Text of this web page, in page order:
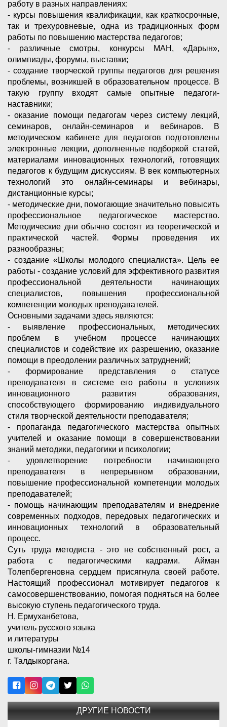
работу в разных направлениях:
- курсы повышения квалификации, как краткосрочные,
так и трехуровневые, одна из традиционных форм
работы по повышению мастерства педагогов;
- различные смотры, конкурсы МАН, «Дарын»,
олимпиады, форумы, выставки;
- создание творческой группы педагогов для решения
проблемы, возникшей в образовательном процессе. В
такую группу входят самые опытные педагоги-
наставники;
- оказание помощи педагогам через систему лекций,
семинаров, онлайн-семинаров и вебинаров. В
методическом кабинете для педагогов подготовлены
электронные лекции, дополненные подборкой статей,
материалами инновационных технологий, готовящих
педагогов к будущим дискуссиям. В век компьютерных
технологий это онлайн-семинары и вебинары,
дистанционные курсы;
- методические дни, помогающие значительно повысить
профессиональное педагогическое мастерство.
Методические дни обычно состоят из теоретической и
практической частей. Формы проведения их
разнообразны;
- создание «Школы молодого специалиста». Цель ее
работы - создание условий для эффективного развития
профессиональной деятельности начинающих
специалистов, повышения профессиональной
компетенции молодых преподавателей.
Основными задачами здесь являются:
- выявление профессиональных, методических
проблем в учебном процессе начинающих
специалистов и содействие их разрешению, оказание
помощи в преодолении различных затруднений;
- формирование представления о статусе
преподавателя в системе его работы в условиях
инновационного развития образования,
способствующего формированию индивидуального
стиля творческой деятельности преподавателя;
- пропаганда педагогического мастерства опытных
учителей и оказание помощи в совершенствовании
знаний методики, педагогики и психологии;
- удовлетворение потребности начинающего
преподавателя в непрерывном образовании,
повышение профессиональной компетенции молодых
преподавателей;
- помощь начинающим преподавателям и внедрение
современных подходов, передовых педагогических и
инновационных технологий в образовательный
процесс.
Суть труда методиста - это не собственный рост, а
работа с педагогическими кадрами. Айман
Толепбергеновна сердцем присягнула своей работе.
Настоящий профессионал мотивирует педагогов к
самосовершенствованию, помогая подняться на более
высокую ступень педагогического труда.
Н. Ермуханбетова,
учитель русского языка
и литературы
школы-гимназии №14
г. Талдыкоргана.
ДРУГИЕ НОВОСТИ